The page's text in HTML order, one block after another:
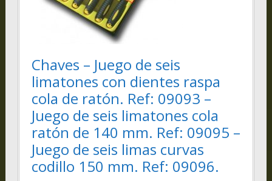
Chaves – Juego de seis
limatones con dientes raspa
cola de ratón. Ref: 09093 –
Juego de seis limatones cola
ratón de 140 mm. Ref: 09095 –
Juego de seis limas curvas
codillo 150 mm. Ref: 09096.